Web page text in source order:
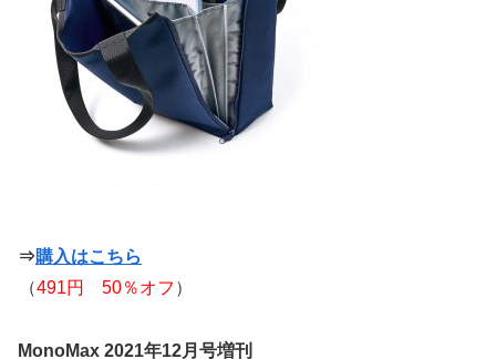
⇒購入はこちら
（491円 50％オフ ）
MonoMax 2021年12月号増刊